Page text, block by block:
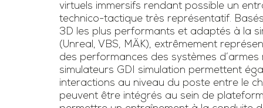
virtuels immersifs rendant possible un
technico-tactique très représentatif.
3D les plus performants et adaptés à la
(Unreal, VBS, MÄK), extrêmement
des performances des systèmes d’armes
simulateurs GDI simulation permettent
interactions au niveau du poste entre le
peuvent être intégrés au sein de